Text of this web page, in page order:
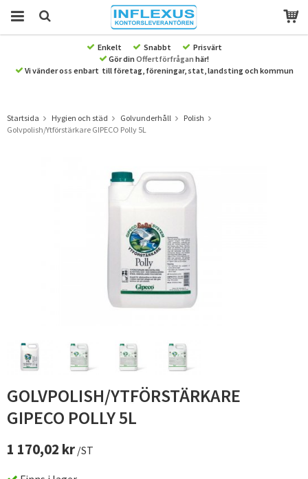
Produkten har blivit tillagd i varukorgen
Enkelt Snabbt
Prisvärt
Gör din Offertförfrågan här!
Vi vänder oss enbart till företag, föreningar, stat, landsting och kommun
Startsida Hygien och städ Golvunderhåll
Polish
Golvpolish/Ytförstärkare GIPECO Polly 5L
GOLVPOLISH/YTFÖRSTÄRKARE
GIPECO POLLY 5L
1 170,02 kr /ST